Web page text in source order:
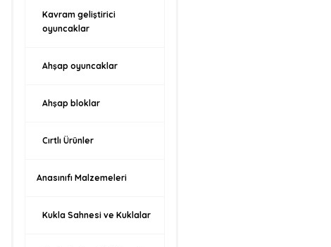
Kavram geliştirici
oyuncaklar
Ahşap oyuncaklar
Ahşap bloklar
Cırtlı Ürünler
Anasınıfı Malzemeleri
Kukla Sahnesi ve Kuklalar